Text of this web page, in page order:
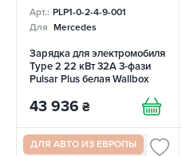
Арт.: PLP1-0-2-4-9-001
Для Mercedes
Зарядка для электромобиля
Type 2 22 кВт 32А 3-фази
Pulsar Plus белая Wallbox
43 936 ₴
ДЛЯ АВТО ИЗ ЕВРОПЫ